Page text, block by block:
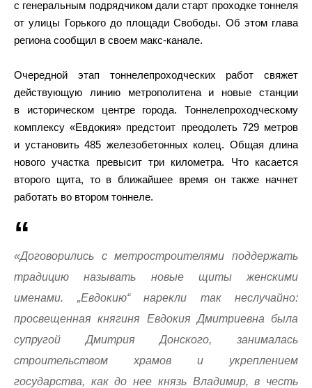
с генеральным подрядчиком дали старт проходке тоннеля
от улицы Горького до площади Свободы. Об этом глава
региона сообщил в своем макс-канале.
Очередной этап тоннелепроходческих работ свяжет
действующую линию метрополитена и новые станции
в историческом центре города. Тоннелепроходческому
комплексу «Евдокия» предстоит преодолеть 729 метров
и установить 485 железобетонных колец. Общая длина
нового участка превысит три километра. Что касается
второго щита, то в ближайшее время он также начнет
работать во втором тоннеле.
«Договорились с метростроителями поддержать
традицию называть новые щиты женскими
именами. „Евдокию“ нарекли так неслучайно:
просвещенная княгиня Евдокия Дмитриевна была
супругой Дмитрия Донского, занималась
строительством храмов и укреплением
государства, как до нее князь Владимир, в честь